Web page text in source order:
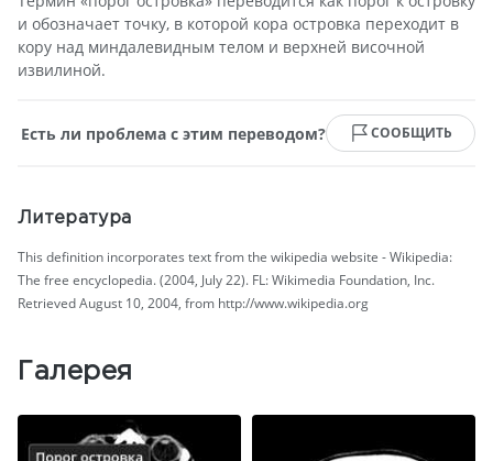
и обозначает точку, в которой кора островка переходит в
кору над миндалевидным телом и верхней височной
извилиной.
Есть ли проблема с этим переводом? СООБЩИТЬ
Литература
This definition incorporates text from the wikipedia website - Wikipedia:
The free encyclopedia. (2004, July 22). FL: Wikimedia Foundation, Inc.
Retrieved August 10, 2004, from http://www.wikipedia.org
Галерея